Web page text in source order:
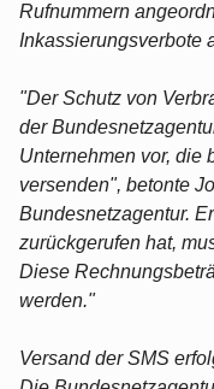
Rufnummern
Inkassierungsverbote
"Der Schutz von
der
Unternehmen vor, die
versenden", betonte
Bundesnetzagentur.
zurückgerufen hat,
Diese
werden."
Versand der SMS